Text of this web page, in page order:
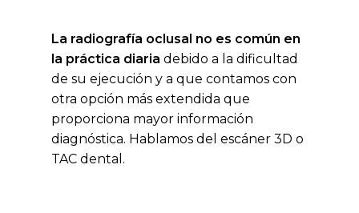
La radiografía oclusal no es común en
la práctica diaria debido a la dificultad
de su ejecución y a que contamos con
otra opción más extendida que
proporciona mayor información
diagnóstica. Hablamos del escáner 3D o
TAC dental.